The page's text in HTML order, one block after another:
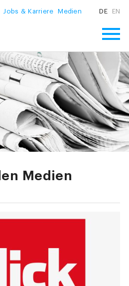
Jobs & Karriere Medien DE EN
Medien